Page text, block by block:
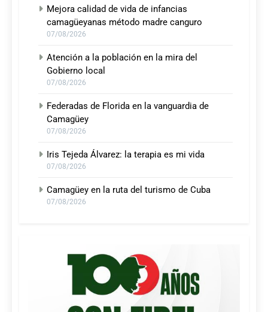
Mejora calidad de vida de infancias
camagüeyanas método madre canguro
07/08/2026
Atención a la población en la mira del
Gobierno local
07/08/2026
Federadas de Florida en la vanguardia de
Camagüey
07/08/2026
Iris Tejeda Álvarez: la terapia es mi vida
07/08/2026
Camagüey en la ruta del turismo de Cuba
07/08/2026